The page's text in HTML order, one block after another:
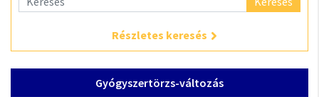
Részletes keresés
Gyógyszertörzs-változás